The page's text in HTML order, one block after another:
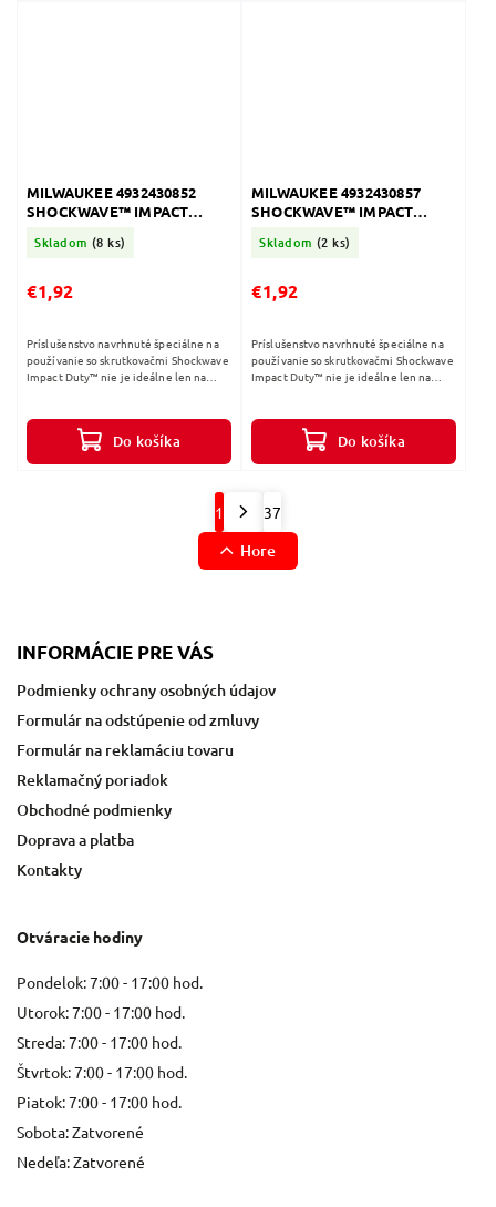
MILWAUKEE 4932430852
SHOCKWAVE™ IMPACT
2-25mm-2ks
Skladom (8 ks)
€1,92
Do košíka
Príslušenstvo navrhnuté špeciálne na
používanie so skrutkovačmi Shockwave
Impact Duty™ nie je ideálne len na
MILWAUKEE 4932430857
SHOCKWAVE™ IMPACT
x 25 mm - 2 ks
Skladom (2 ks)
€1,92
Do košíka
Príslušenstvo navrhnuté špeciálne na
používanie so skrutkovačmi Shockwave
Impact Duty™ nie je ideálne len na
1 37
Hore
INFORMÁCIE PRE VÁS
Podmienky ochrany osobných údajov
Formulár na odstúpenie od zmluvy
Formulár na reklamáciu tovaru
Reklamačný poriadok
Obchodné podmienky
Doprava a platba
Kontakty
Otváracie hodiny
Pondelok: 7:00 - 17:00 hod.
Utorok: 7:00 - 17:00 hod.
Streda: 7:00 - 17:00 hod.
Štvrtok: 7:00 - 17:00 hod.
Piatok: 7:00 - 17:00 hod.
Sobota: Zatvorené
Nedeľa: Zatvorené